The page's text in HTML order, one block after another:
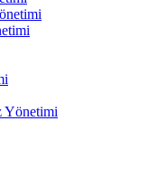
Yönetimi